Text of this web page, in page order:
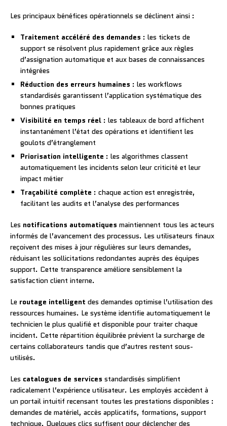
Les principaux bénéfices opérationnels se déclinent ainsi :
Traitement accéléré des demandes : les tickets de
support se résolvent plus rapidement grâce aux règles
d’assignation automatique et aux bases de connaissances
intégrées
Réduction des erreurs humaines : les workflows
standardisés garantissent l’application systématique des
bonnes pratiques
Visibilité en temps réel : les tableaux de bord affichent
instantanément l’état des opérations et identifient les
goulots d’étranglement
Priorisation intelligente : les algorithmes classent
automatiquement les incidents selon leur criticité et leur
impact métier
Traçabilité complète : chaque action est enregistrée,
facilitant les audits et l’analyse des performances
Les notifications automatiques maintiennent tous les acteurs
informés de l’avancement des processus. Les utilisateurs finaux
reçoivent des mises à jour régulières sur leurs demandes,
réduisant les sollicitations redondantes auprès des équipes
support. Cette transparence améliore sensiblement la
satisfaction client interne.
Le routage intelligent des demandes optimise l’utilisation des
ressources humaines. Le système identifie automatiquement le
technicien le plus qualifié et disponible pour traiter chaque
incident. Cette répartition équilibrée prévient la surcharge de
certains collaborateurs tandis que d’autres restent sous-
utilisés.
Les catalogues de services standardisés simplifient
radicalement l’expérience utilisateur. Les employés accèdent à
un portail intuitif recensant toutes les prestations disponibles :
demandes de matériel, accès applicatifs, formations, support
technique. Quelques clics suffisent pour déclencher des